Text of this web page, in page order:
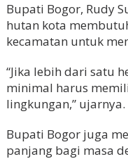
Bupati Bogor, Rudy
hutan kota
kecamatan untuk
“Jika lebih dari satu
minimal harus
lingkungan,” ujarnya.
Bupati Bogor juga
panjang bagi masa